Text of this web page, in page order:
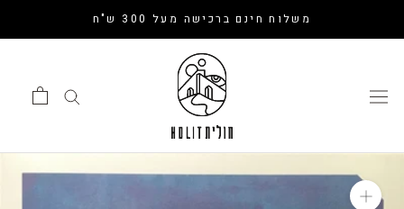
משלוח חינם ברכישה מעל 300 ש"ח